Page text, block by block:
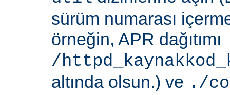
sürüm numarası
örneğin, APR dağıtımı
/
altında olsun.) ve ./